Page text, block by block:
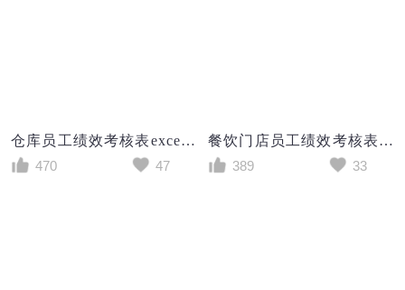
仓库员工绩效考核表excel模板
470
47
餐饮门店员工绩效考核表excel模板
389
33